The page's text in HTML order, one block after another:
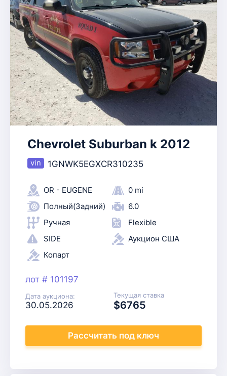
Chevrolet Suburban k 2012
1GNWK5EGXCR310235
OR - EUGENE
0 mi
Полный(Задний)
6.0
Ручная
Flexible
SIDE
Аукцион США
Копарт
лот # 101197
Дата аукциона:
30.05.2026
Текущая ставка
$6765
Рассчитать под ключ